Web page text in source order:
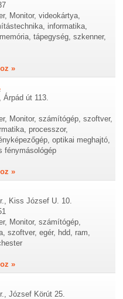
Monitor, videokártya,
informatika,
tápegység, szkenner,
»
Árpád út 113.
Monitor, számítógép, szoftver,
processzor,
optikai meghajtó,
fénymásológép
»
Kiss József U. 10.
Monitor, számítógép,
szoftver, egér, hdd, ram,
»
József Körút 25.